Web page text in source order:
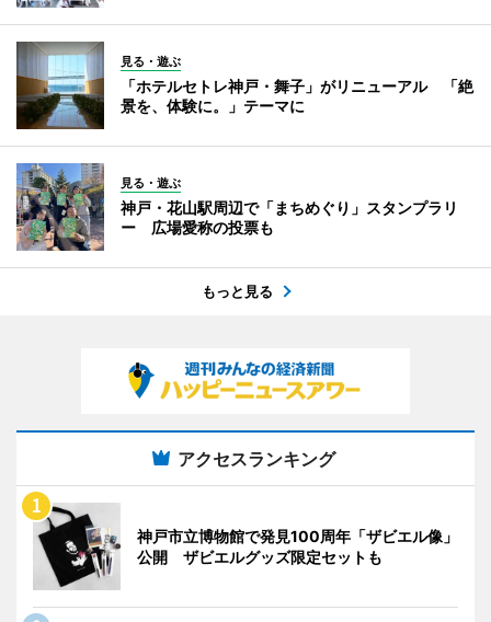
見る・遊ぶ
「ホテルセトレ神戸・舞子」がリニューアル 「絶
景を、体験に。」テーマに
見る・遊ぶ
神戸・花山駅周辺で「まちめぐり」スタンプラリ
ー 広場愛称の投票も
もっと見る
アクセスランキング
神戸市立博物館で発見100周年「ザビエル像」
公開 ザビエルグッズ限定セットも